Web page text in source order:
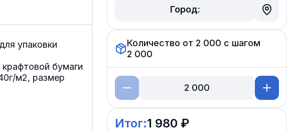
упаковки
крафтовой бумаги
м2, размер
Город:
Количество от 2 000 с шагом
2 000
Итог:1 980 ₽